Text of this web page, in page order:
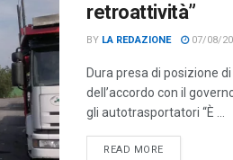
retroattività”
BY LA REDAZIONE 07/08/
Dura presa di posizione
dell’accordo con il
gli autotrasportatori “È ...
READ MOREDETAILS